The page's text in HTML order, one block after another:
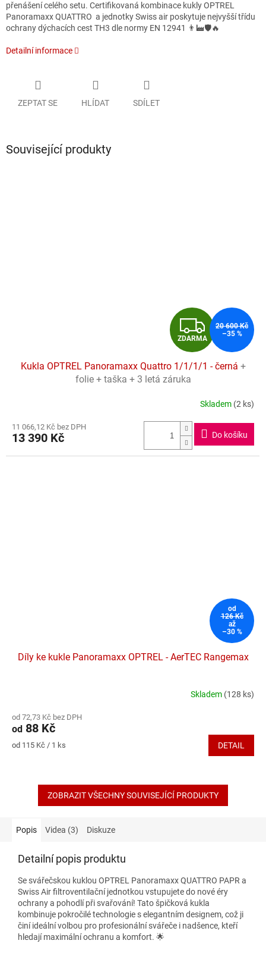
přenášení celého setu. Certifikovaná kombinace kukly OPTREL
Panoramaxx QUATTRO a jednotky Swiss air poskytuje nejvyšší třídu
ochrany dýchacích cest TH3 dle normy EN 12941 👨‍🏭🛡️🔥
Detailní informace
ZEPTAT SE HLÍDAT SDÍLET
Související produkty
Z
D
A
R
M
A
ZDARMA
20 600 Kč
–35 %
Kukla OPTREL Panoramaxx Quattro 1/1/1/1 - černá +
folie + taška + 3 letá záruka
produktu
je
Skladem (2 ks)
11 066,12 Kč bez DPH
13 390 Kč Do košíku
od
126 Kč
až
–30 %
Díly ke kukle Panoramaxx OPTREL - AerTEC Rangemax
produktu
je
5,0
Skladem (128 ks)
od 72,73 Kč bez DPH
od 88 Kč
Měrná
od 115 Kč / 1 ks DETAIL
ZOBRAZIT VŠECHNY SOUVISEJÍCÍ PRODUKTY
Popis Videa (3) Diskuze
Detailní popis produktu
Se svářečskou kuklou OPTREL Panoramaxx QUATTRO PAPR a
Swiss Air filtroventilační jednotkou vstupujete do nové éry
ochrany a pohodlí při svařování! Tato špičková kukla
kombinuje pokročilé technologie s elegantním designem, což ji
činí ideální volbou pro profesionální svářeče i nadšence, kteří
hledají maximální ochranu a komfort. 🌟